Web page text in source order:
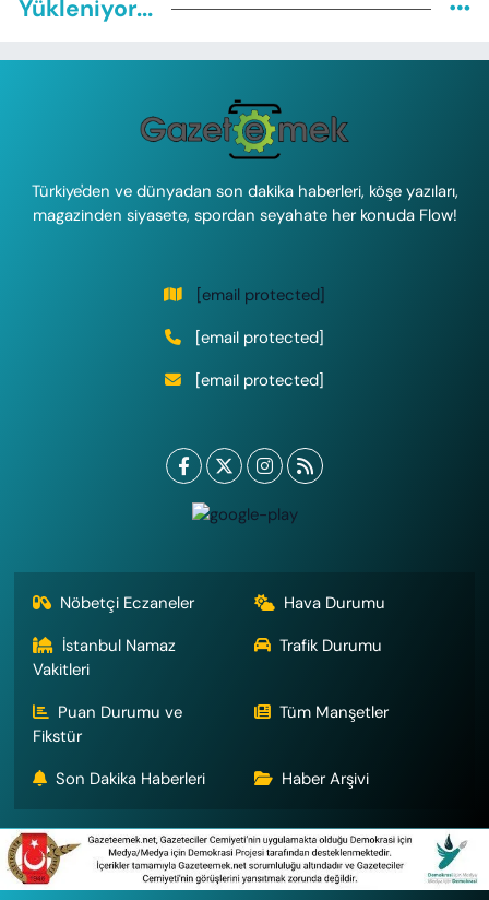
Yükleniyor...
Türkiye'den ve dünyadan son dakika haberleri, köşe yazıları,
magazinden siyasete, spordan seyahate her konuda Flow!
[email protected]
[email protected]
[email protected]
Nöbetçi Eczaneler
Hava Durumu
İstanbul Namaz
Vakitleri
Trafik Durumu
Puan Durumu ve
Fikstür
Tüm Manşetler
Son Dakika Haberleri Haber Arşivi